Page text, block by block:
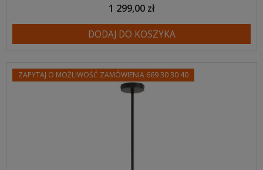
1 299,00 zł
DODAJ DO KOSZYKA
ZAPYTAJ O MOŻLIWOŚĆ ZAMÓWIENIA 669 30 30 40